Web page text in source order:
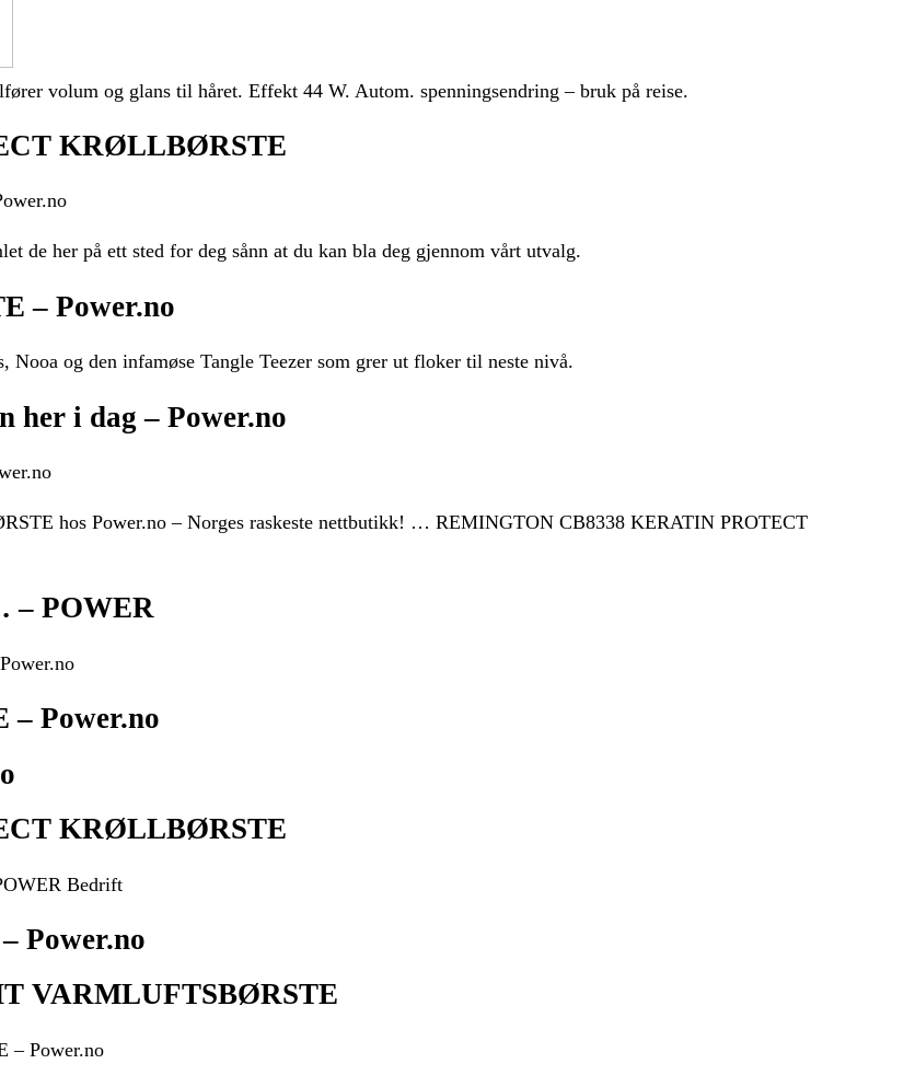
volum og glans til håret. Effekt 44 W. Autom. spenningsendring – bruk på reise.
KRØLLBØRSTE
de her på ett sted for deg sånn at du kan bla deg gjennom vårt utvalg.
– Power.no
Nooa og den infamøse Tangle Teezer som grer ut floker til neste nivå.
her i dag – Power.no
hos Power.no – Norges raskeste nettbutikk! … REMINGTON CB8338 KERATIN PROTECT
– POWER
Power.no
KRØLLBØRSTE
Bedrift
Power.no
VARMLUFTSBØRSTE
– Power.no